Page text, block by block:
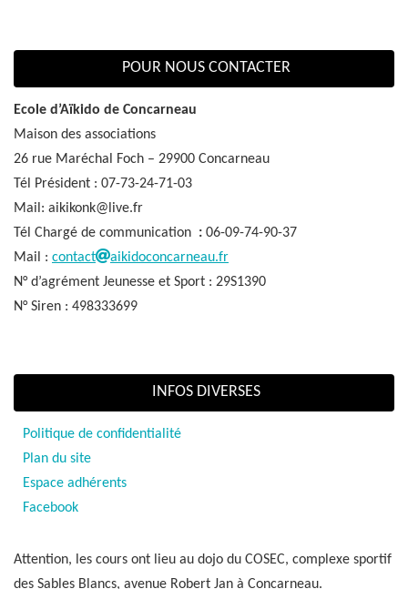
POUR NOUS CONTACTER
Ecole d’Aïkido de Concarneau
Maison des associations
26 rue Maréchal Foch – 29900 Concarneau
Tél Président : 07-73-24-71-03
Mail: aikikonk@live.fr
Tél Chargé de communication : 06-09-74-90-37
Mail : contact
aikidoconcarneau.fr
N° d’agrément Jeunesse et Sport : 29S1390
N° Siren : 498333699
INFOS DIVERSES
Politique de confidentialité
Plan du site
Espace adhérents
Facebook
Attention, les cours ont lieu au dojo du COSEC, complexe sportif
des Sables Blancs, avenue Robert Jan à Concarneau.